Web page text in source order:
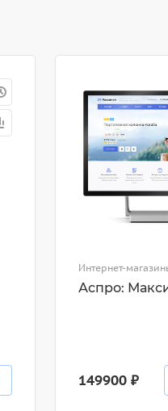
Интернет-
Аспро:
149900 ₽